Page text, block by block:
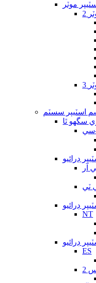
موٽر
اسٽيپر سسٽم
سگهو ٿا
سي
ڊرائيو
آر
ٽي
ڊرائيو
NT
ڊرائيو
ES
2